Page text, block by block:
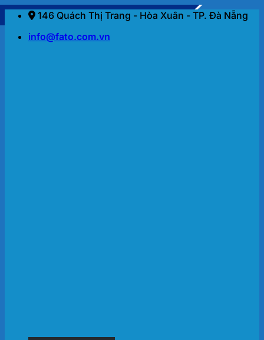
qua
146 Quách Thị Trang - Hòa Xuân - TP. Đà Nẵng
info@fato.com.vn